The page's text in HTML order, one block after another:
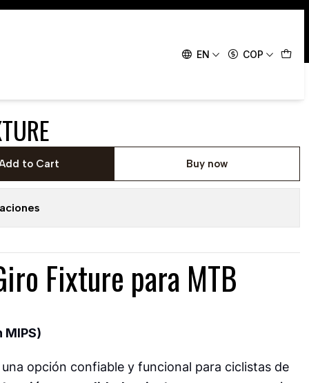
EN COP
to Cart Buy now
Fixture para MTB
MIPS)
opción confiable y funcional para ciclistas de